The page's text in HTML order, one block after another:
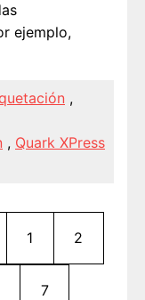
ejemplo,
,
, Quark XPress
Página
1 Página
2
actual
Página
7